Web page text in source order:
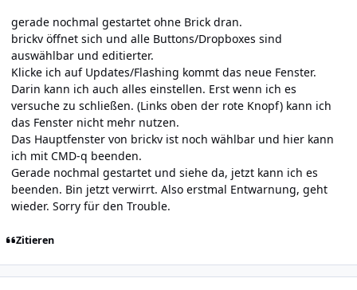
gerade nochmal gestartet ohne Brick dran.
brickv öffnet sich und alle Buttons/Dropboxes sind
auswählbar und editierter.
Klicke ich auf Updates/Flashing kommt das neue Fenster.
Darin kann ich auch alles einstellen. Erst wenn ich es
versuche zu schließen. (Links oben der rote Knopf) kann ich
das Fenster nicht mehr nutzen.
Das Hauptfenster von brickv ist noch wählbar und hier kann
ich mit CMD-q beenden.
Gerade nochmal gestartet und siehe da, jetzt kann ich es
beenden. Bin jetzt verwirrt. Also erstmal Entwarnung, geht
wieder. Sorry für den Trouble.
Zitieren